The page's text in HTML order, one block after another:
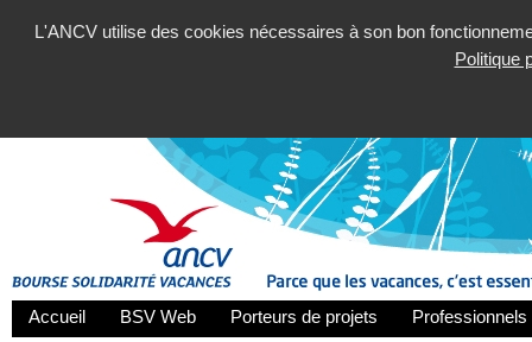
L'ANCV utilise des cookies nécessaires à son bon
Politique
Accueil BSV Web Porteurs de projets